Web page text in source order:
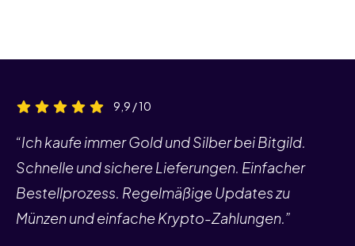
9,9 / 10
“Ich kaufe immer Gold und Silber bei Bitgild.
Schnelle und sichere Lieferungen. Einfacher
Bestellprozess. Regelmäßige Updates zu
Münzen und einfache Krypto-Zahlungen.”